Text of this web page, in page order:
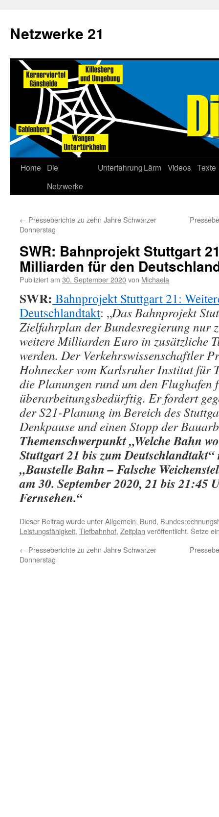
Netzwerke 21
Home
Die
Netzwerke
UnterfahrungLärm Videos Texte
← Presseberichte zu zehn Jahre Schwarzer
Donnerstag
SWR: Bahnprojekt Stuttgart
Milliarden für den
Publiziert am 30. September 2020von Michaela
SWR: Bahnprojekt Stuttgart 21:
Deutschlandtakt: „Das Bahnprojekt
Zielfahrplan der Bundesregierung nur
weitere Milliarden Euro in zusätzliche
werden. Der Verkehrswissenschaftler
Hohnecker vom Karlsruher Institut für
die Planungen rund um den Flughafen
überarbeitungsbedürftig. Er fordert
der S21-Planung im Bereich des
Denkpause und einen Stopp der
Themenschwerpunkt „Welche Bahn
Stuttgart 21 bis zum
„Baustelle Bahn – Falsche
am 30. September 2020, 21 bis 21:45
Fernsehen.“
Dieser Beitrag wurde unterAllgemein, Bund,
Leistungsfähigkeit, Tiefbahnhof, Zeitplan veröffentlicht. Setze
← Presseberichte zu zehn Jahre Schwarzer
Donnerstag